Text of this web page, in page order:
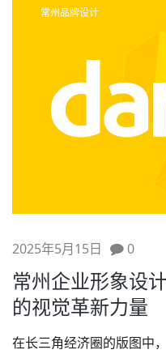
常州品牌设计
2025年5月15日 0
常州企业形象设
的视觉革新力量
在长三角经济圈的版图中